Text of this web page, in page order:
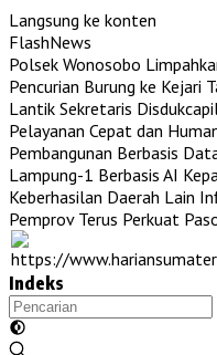
Langsung ke konten
FlashNews
Polsek Wonosobo
Pencurian Burung ke Kejari
Lantik Sekretaris
Pelayanan Cepat dan
Pembangunan Berbasis
Lampung-1 Berbasis AI
Keberhasilan Daerah Lain
Pemprov Terus Perkuat
Indeks